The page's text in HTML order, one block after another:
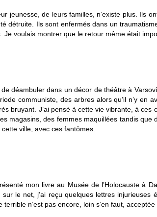
jeunesse, de leurs familles, n’existe plus. Ils
détruite. Ils sont enfermés dans un
voulais montrer que le retour même était
déambuler dans un décor de théâtre à
communiste, des arbres alors qu’il n’y en
bruyant. J’ai pensé à cette vie vibrante, à
magasins, des femmes maquillées tandis que
ville, avec ces fantômes.
mon livre au Musée de l’Holocauste à
le net, j’ai reçu quelques lettres injurieuses
n’est pas encore, loin s’en faut, acceptée